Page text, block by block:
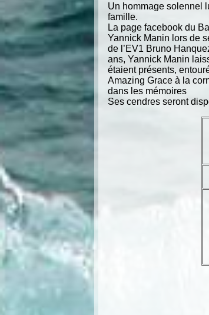
Un hommage solennel
famille.
La page facebook du
Yannick Manin lors de
de l’EV1 Bruno
ans, Yannick Manin
étaient présents,
Amazing Grace à la
dans les mémoires
Ses cendres seront